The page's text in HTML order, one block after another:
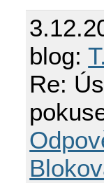
blog:
Re: